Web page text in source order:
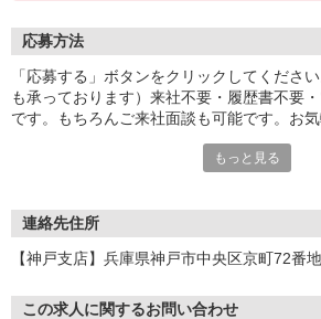
応募方法
「応募する」ボタンをクリックしてくださ
も承っております）来社不要・履歴書不要
です。もちろんご来社面談も可能です。お
もっと見る
連絡先住所
【神戸支店】兵庫県神戸市中央区京町72番
この求人に関するお問い合わせ